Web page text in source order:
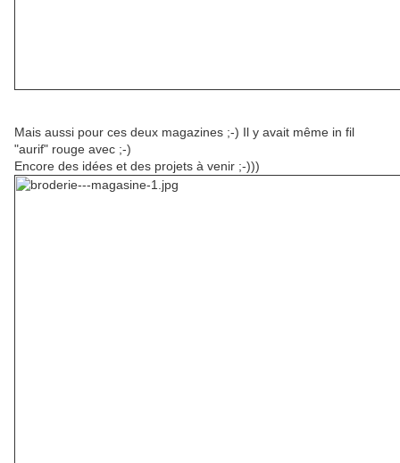
Mais aussi pour ces deux magazines ;-) Il y avait même in fil
"aurif" rouge avec ;-)
Encore des idées et des projets à venir ;-)))